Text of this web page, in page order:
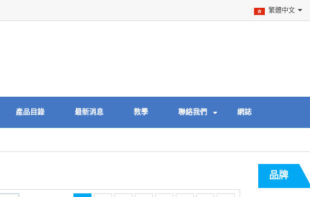
繁體中文
產品目錄 最新消息 教學 聯絡我們 網誌
品牌